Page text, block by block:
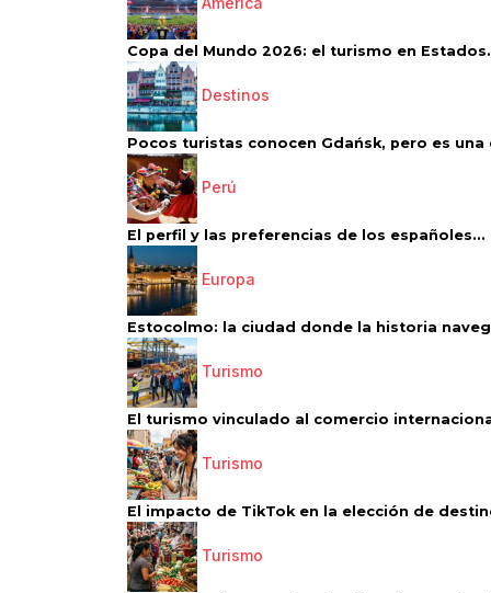
Copa del Mundo 2026: el turismo en
Destinos
Pocos turistas conocen Gdańsk, pero es una
Perú
El perfil y las preferencias de los españoles...
Europa
Estocolmo: la ciudad donde la historia
Turismo
El turismo vinculado al comercio
Turismo
El impacto de TikTok en la elección de
Turismo